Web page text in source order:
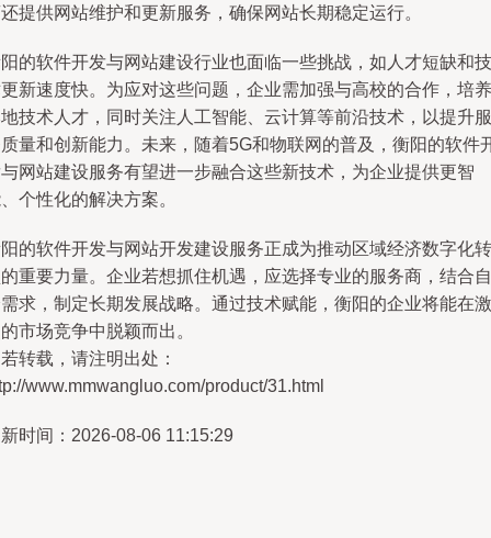
提供网站维护和更新服务，确保网站长期稳定运行。
的软件开发与网站建设行业也面临一些挑战，如人才短缺和技
新速度快。为应对这些问题，企业需加强与高校的合作，培养
技术人才，同时关注人工智能、云计算等前沿技术，以提升服
量和创新能力。未来，随着5G和物联网的普及，衡阳的软件
网站建设服务有望进一步融合这些新技术，为企业提供更智
个性化的解决方案。
的软件开发与网站开发建设服务正成为推动区域经济数字化转
重要力量。企业若想抓住机遇，应选择专业的服务商，结合自
求，制定长期发展战略。通过技术赋能，衡阳的企业将能在激
市场竞争中脱颖而出。
转载，请注明出处：
www.mmwangluo.com/product/31.html
时间：2026-08-06 11:15:29